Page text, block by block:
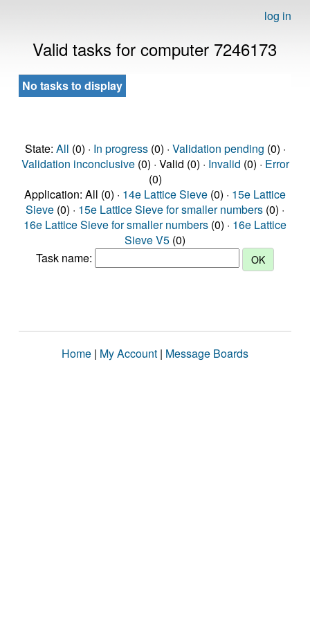
log in
Valid tasks for computer 7246173
No tasks to display
State: All (0) · In progress(0) · Validation pending (0) ·
Validation inconclusive(0) · Valid (0) · Invalid (0) · Error
(0)
Application: All (0) · 14e Lattice Sieve (0) · 15e Lattice
Sieve (0) · 15e Lattice Sieve for smaller numbers (0) ·
16e Lattice Sieve for smaller numbers (0) · 16e Lattice
Sieve V5 (0)
Task name:
Home | My Account | Message Boards